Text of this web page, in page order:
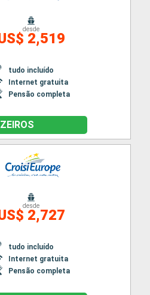
desde
2,519
tudo incluído
Internet gratuita
Pensão completa
desde
2,727
tudo incluído
Internet gratuita
Pensão completa